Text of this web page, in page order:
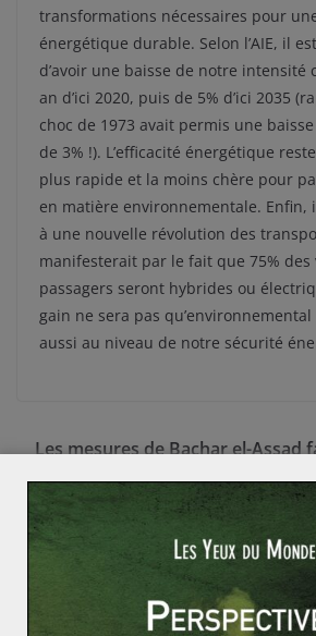
transformations nécessaires pour
énergétique durable. Selon l’AIE, il
d’avoir une baisse de notre intensité
an d’ici 2020, puis de 5% d’ici 2035
choc de 1973 avait permis une
de 3% !). L’efficacité énergétique
plus rapide et la moins chère pour
en matière environnementale. Enfin,
à une nouvelle révolution des
manifesterait par le fait que 75% des
passagers seront hybrides ou
gain ne sera pas
aussi au niveau de notre sécurité
Les mesures de Bachar el-Assad
on sociale
Nouvelle conférence